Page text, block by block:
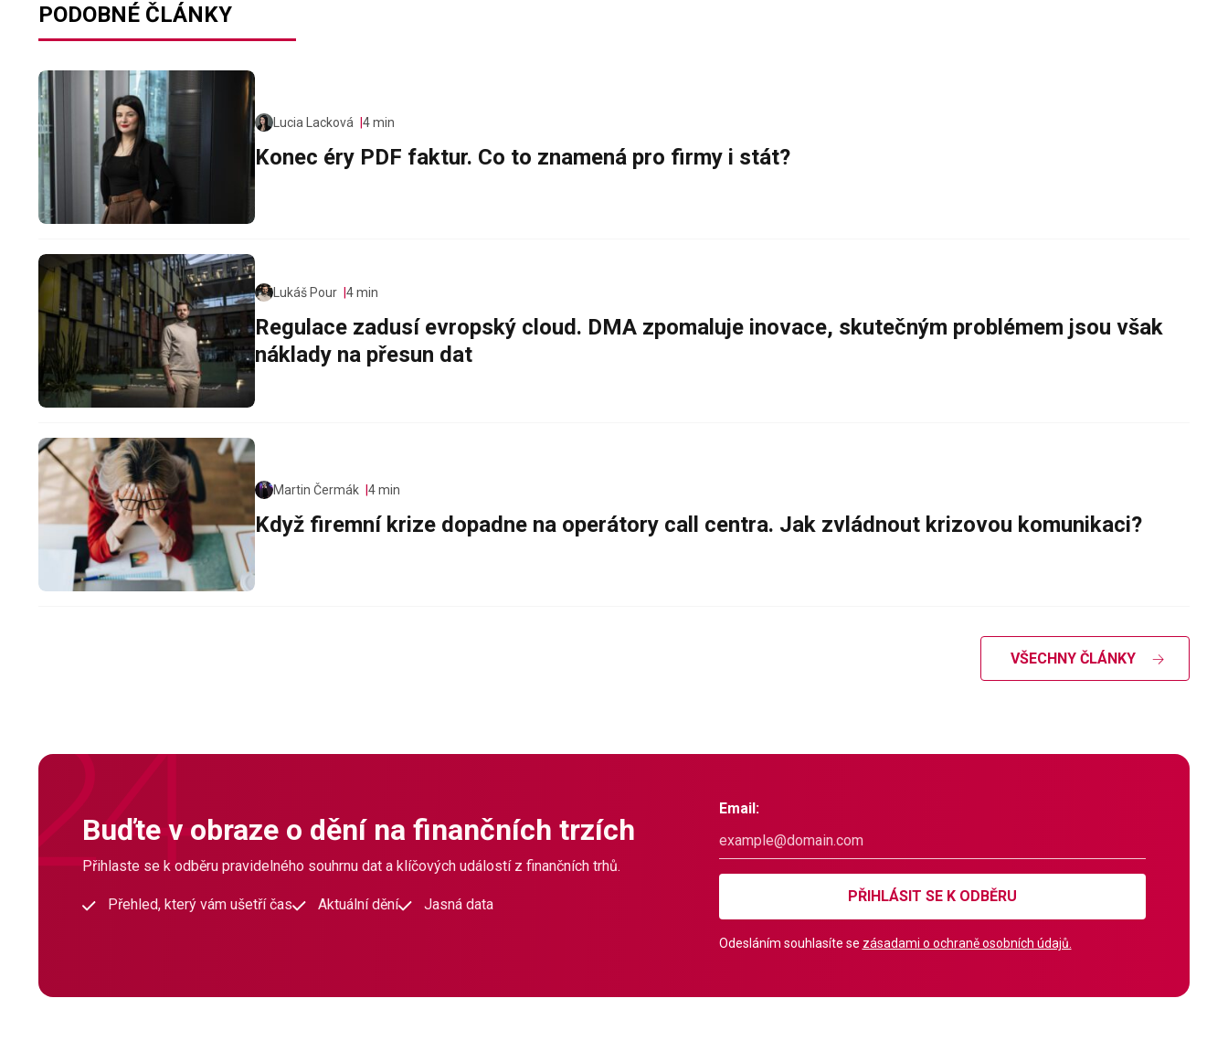
PODOBNÉ ČLÁNKY
Lucia Lacková 4 min
Konec éry PDF faktur. Co to znamená pro firmy i stát?
Lukáš Pour 4 min
Regulace zadusí evropský cloud. DMA zpomaluje inovace, skutečným problémem jsou však
náklady na přesun dat
Martin Čermák 4 min
Když firemní krize dopadne na operátory call centra. Jak zvládnout krizovou komunikaci?
VŠECHNY ČLÁNKY
Buďte v obraze o dění na finančních trzích
Přihlaste se k odběru pravidelného souhrnu dat a klíčových událostí z finančních trhů.
Přehled, který vám ušetří čas Aktuální dění Jasná data
Email:
PŘIHLÁSIT SE K ODBĚRU
Odesláním souhlasíte se zásadami o ochraně osobních údajů.